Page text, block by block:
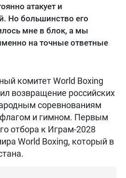
атакует и
Но большинство его
мне в блок, а мы
на точные ответные
комитет World Boxing
возвращение российских
соревнованиям
и гимном. Первым
отбора к Играм-2028
World Boxing, который в